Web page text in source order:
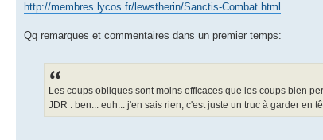
http://membres.lycos.fr/lewstherin/Sanctis-Combat.html
Qq remarques et commentaires dans un premier temps:
Les coups obliques sont moins efficaces que les coups bien
JDR : ben... euh... j'en sais rien, c'est juste un truc à garder en